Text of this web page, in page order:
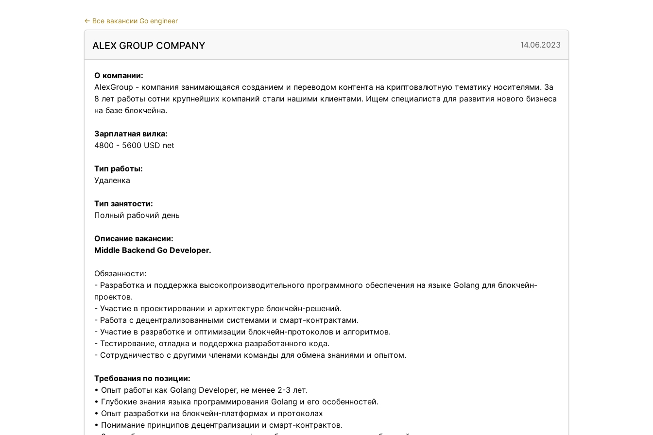
← Все вакансии Go engineer
ALEX GROUP COMPANY 14.06.2023
О компании:
AlexGroup - компания занимающаяся созданием и переводом контента на криптовалютную тематику носителями. За
8 лет работы сотни крупнейших компаний стали нашими клиентами. Ищем специалиста для развития нового бизнеса
на базе блокчейна.
Зарплатная вилка:
4800 - 5600 USD net
Тип работы:
Удаленка
Тип занятости:
Полный рабочий день
Описание вакансии:
Middle Backend Go Developer.
Обязанности:
- Разработка и поддержка высокопроизводительного программного обеспечения на языке Golang для блокчейн-
проектов.
- Участие в проектировании и архитектуре блокчейн-решений.
- Работа с децентрализованными системами и смарт-контрактами.
- Участие в разработке и оптимизации блокчейн-протоколов и алгоритмов.
- Тестирование, отладка и поддержка разработанного кода.
- Сотрудничество с другими членами команды для обмена знаниями и опытом.
Требования по позиции:
• Опыт работы как Golang Developer, не менее 2-3 лет.
• Глубокие знания языка программирования Golang и его особенностей.
• Опыт разработки на блокчейн-платформах и протоколах
• Понимание принципов децентрализации и смарт-контрактов.